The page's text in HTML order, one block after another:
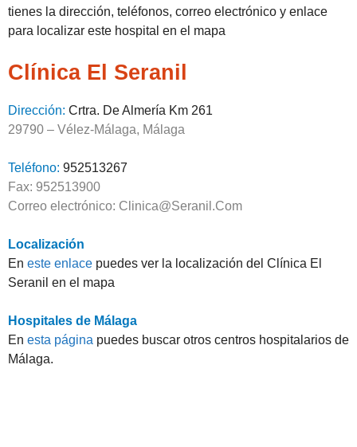
tienes la dirección, teléfonos, correo electrónico y enlace
para localizar este hospital en el mapa
Clínica El Seranil
Dirección: Crtra. De Almería Km 261
29790 – Vélez-Málaga, Málaga
Teléfono: 952513267
Fax: 952513900
Correo electrónico: Clinica@Seranil.Com
Localización
En este enlace puedes ver la localización del Clínica El
Seranil en el mapa
Hospitales de Málaga
En esta página puedes buscar otros centros hospitalarios de
Málaga.